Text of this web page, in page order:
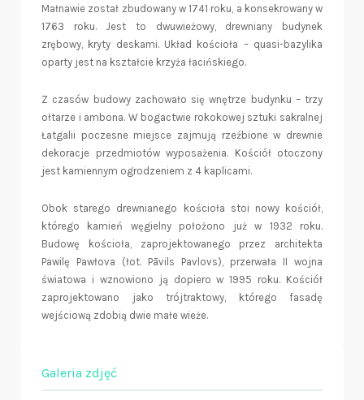
Małnawie został zbudowany w 1741 roku, a konsekrowany w
1763 roku. Jest to dwuwieżowy, drewniany budynek
zrębowy, kryty deskami. Układ kościoła – quasi-bazylika
oparty jest na kształcie krzyża łacińskiego.
Z czasów budowy zachowało się wnętrze budynku – trzy
ołtarze i ambona. W bogactwie rokokowej sztuki sakralnej
Łatgalii poczesne miejsce zajmują rzeźbione w drewnie
dekoracje przedmiotów wyposażenia. Kościół otoczony
jest kamiennym ogrodzeniem z 4 kaplicami.
Obok starego drewnianego kościoła stoi nowy kościół,
którego kamień węgielny położono już w 1932 roku.
Budowę kościoła, zaprojektowanego przez architekta
Pawilę Pawłova (łot. Pāvils Pavlovs), przerwała II wojna
światowa i wznowiono ją dopiero w 1995 roku. Kościół
zaprojektowano jako trójtraktowy, którego fasadę
wejściową zdobią dwie małe wieże.
Galeria zdjęć